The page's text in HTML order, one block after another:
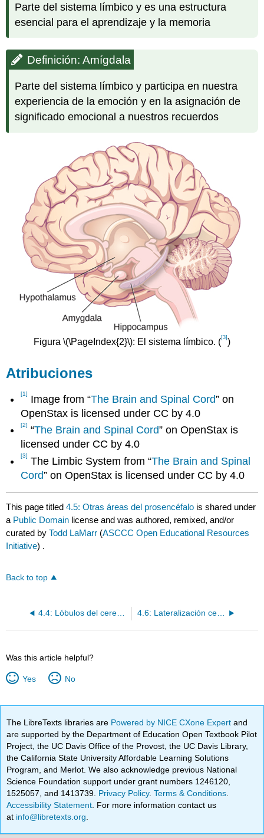
Parte del sistema límbico y es una estructura
esencial para el aprendizaje y la memoria
Definición: Amígdala
Parte del sistema límbico y participa en nuestra
experiencia de la emoción y en la asignación de
significado emocional a nuestros recuerdos
Figura \(\PageIndex{2}\): El sistema límbico. ([3] )
Atribuciones
[1] Image from “The Brain and Spinal Cord” on
OpenStax is licensed under CC by 4.0
[2] “The Brain and Spinal Cord” on OpenStax is
licensed under CC by 4.0
[3] The Limbic System from “The Brain and Spinal
Cord” on OpenStax is licensed under CC by 4.0
This page titled4.5: Otras áreas del prosencéfalo is shared under
a Public Domain license and was authored, remixed, and/or
curated byTodd LaMarr (ASCCC Open Educational Resources
Initiative) .
Back to top
4.4: Lóbulos del cerebro 4.6: Lateralización cerebral
Was this article helpful?
Yes No
The LibreTexts libraries are Powered by NICE CXone Expertand
are supported by the Department of Education Open Textbook Pilot
Project, the UC Davis Office of the Provost, the UC Davis Library,
the California State University Affordable Learning Solutions
Program, and Merlot. We also acknowledge previous National
Science Foundation support under grant numbers 1246120,
1525057, and 1413739. Privacy Policy.Terms & Conditions
Accessibility Statement . For more information contact us
at info@libretexts.org